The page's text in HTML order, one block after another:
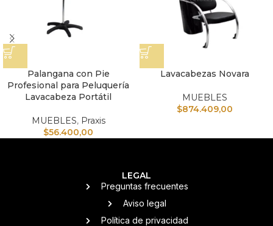
Palangana con Pie
Profesional para Peluquería
Lavacabeza Portátil
MUEBLES, Praxis
$56.400,00
Lavacabezas Novara
MUEBLES
$874.409,00
LEGAL
Preguntas frecuentes
Aviso legal
Política de privacidad